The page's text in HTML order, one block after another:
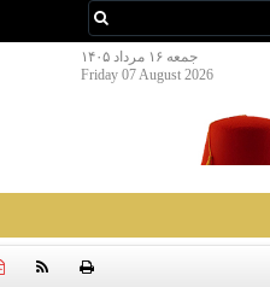
جمعه ۱۶ مرداد ۱۴۰۵
Friday 07 August 2026